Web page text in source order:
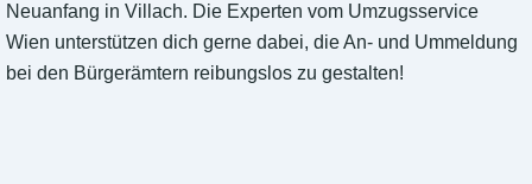
Neuanfang in Villach. Die Experten vom Umzugsservice
Wien unterstützen dich gerne dabei, die An- und Ummeldung
bei den Bürgerämtern reibungslos zu gestalten!